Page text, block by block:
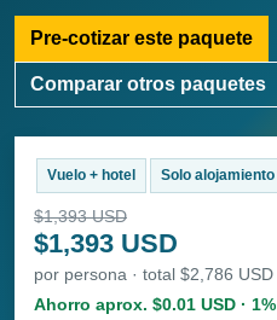
Pre-cotizar este paquete
Comparar otros paquetes
Vuelo + hotel Solo alojamiento
$1,393 USD
$1,393 USD
por persona · total $2,786 USD
Ahorro aprox. $0.01 USD · 1%